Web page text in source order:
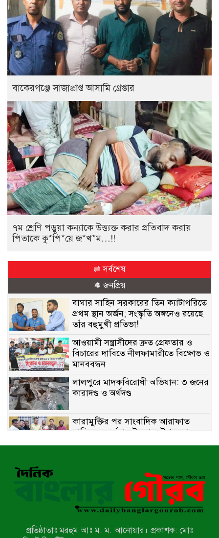
বাকেরগঞ্জে সাজাপ্রাপ্ত আসামি গ্রেপ্তার
৭ম শ্রেণি পড়ুয়া কন্যাকে উত্ত্যক্ত করার প্রতিবাদ করায়
পিতাকে কু*পি*য়ে জ*খ*ম…!!
⇌ সর্বশেষ
❅ জনপ্রিয়
বাঘার সাহিন সরকারের তিন ক্যাটাগরিতে
প্রথম স্থান অর্জন; সংস্কৃতি অঙ্গনেও রয়েছে
তাঁর বহুমুখী প্রতিভা!
আওয়ামী সন্ত্রাসীদের দ্রুত গ্রেফতার ও
বিচারের দাবিতে নীলফামারীতে বিক্ষোভ ও
মানববন্ধন
লালপুরে মাদকবিরোধী অভিযান: ৩ জনের
কারাদণ্ড ও অর্থদণ্ড
কারামুক্তির পর সাংবাদিক আরাফাত
সানিকে সংবর্ধনা, টেকনাফ উপজেলা
প্রেসক্লাবের ফুলেল শুভেচ্ছা
মিয়ানমারের সীমান্তে স্থলমাইন বিস্ফোরণ:
উখিয়ার এক যুবকের পা বিচ্ছিন্ন
প্রতিষ্ঠাতাঃ মরহুম আঃ ম. ম. আনোয়ার। প্রকাশক: মোঃ